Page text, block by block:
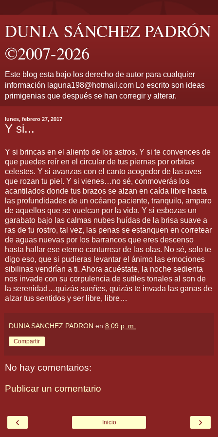
DUNIA SÁNCHEZ PADRÓN
©2007-2026
Este blog esta bajo los derecho de autor para cualquier
información laguna198@hotmail.com Lo escrito son ideas
primigenias que después se han corregir y alterar.
lunes, febrero 27, 2017
Y si...
Y si brincas en el aliento de los astros. Y si te convences de
que puedes reír en el circular de tus piernas por orbitas
celestes. Y si avanzas con el canto acogedor de las aves
que rozan tu piel. Y si vienes…no sé, conmoverás los
acantilados donde tus brazos se alzan en caída libre hasta
las profundidades de un océano paciente, tranquilo, amparo
de aquellos que se vuelcan por la vida. Y si esbozas un
garabato bajo las calmas nubes huídas de la brisa suave a
ras de tu rostro, tal vez, las penas se estanquen en corretear
de aguas nuevas por los barrancos que eres descenso
hasta hallar ese eterno canturrear de las olas. No sé, solo te
digo eso, que si pudieras levantar el ánimo las emociones
sibilinas vendrían a ti. Ahora acuéstate, la noche sedienta
nos invade con su corpulencia de sutiles tonales al son de
la serenidad…quizás sueñes, quizás te invada las ganas de
alzar tus sentidos y ser libre, libre…
DUNIA SANCHEZ PADRON en 8:09 p. m.
Compartir
No hay comentarios:
Publicar un comentario
‹ ›
Inicio